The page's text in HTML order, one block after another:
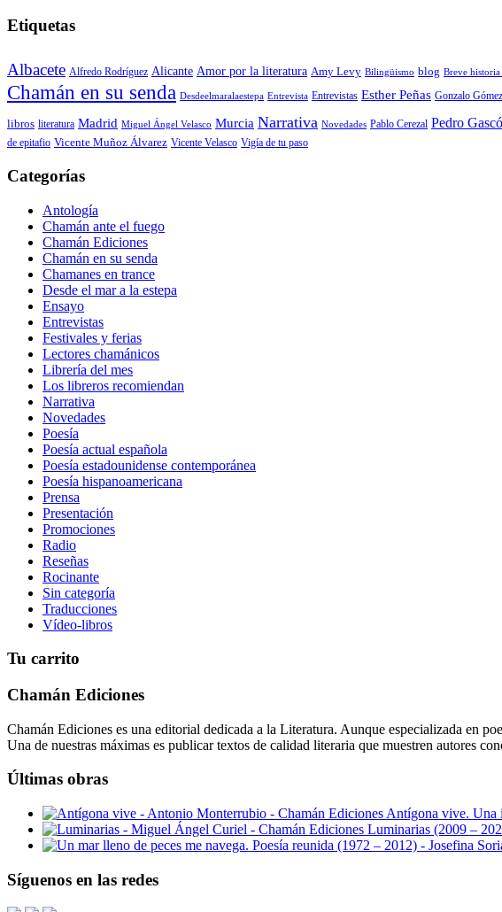
Etiquetas
Albacete Alfredo Rodríguez Alicante Amor por la literatura Amy Levy Bilingüismo blog Breve
Chamán en su senda Desdeelmaralaestepa Entrevista Entrevistas Esther Peñas Gonzalo
libros literatura Madrid Miguel Ángel Velasco Murcia Narrativa Novedades Pablo Cerezal Pedro
de epitafio Vicente Muñoz Álvarez Vicente Velasco Vigía de tu paso
Categorías
Antología
Chamán ante el fuego
Chamán Ediciones
Chamán en su senda
Chamanes en trance
Desde el mar a la estepa
Ensayo
Entrevistas
Festivales y ferias
Lectores chamánicos
Librería del mes
Los libreros recomiendan
Narrativa
Novedades
Poesía
Poesía actual española
Poesía estadounidense contemporánea
Poesía hispanoamericana
Prensa
Presentación
Promociones
Radio
Reseñas
Rocinante
Sin categoría
Traducciones
Vídeo-libros
Tu carrito
Chamán Ediciones
Chamán Ediciones es una editorial dedicada a la Literatura. Aunque especializada en
Una de nuestras máximas es publicar textos de calidad literaria que muestren autores
Últimas obras
Antígona vive. Una
Luminarias (2009 –
Síguenos en las redes